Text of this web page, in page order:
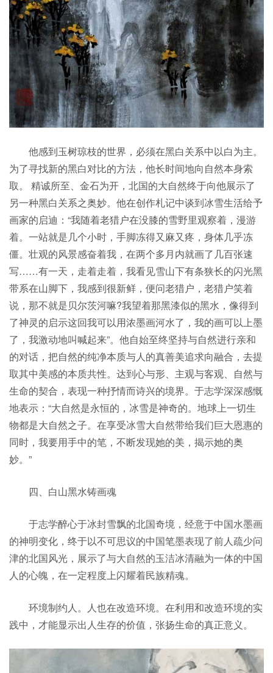
他感到玉树琼枝的世界，必须在黑白关系中以白为主。
为了寻找新的黑白对比的方法，他长时间地向自然本身索
取。 精诚所至、金石为开，北国的大自然终于向他展示了
另一种黑白关系之奥妙。他在创作札记中谈到冰雪生活给予
画家的启迪：“我随着老猎户在没膝的雪野里观察着，漫游
着。一站就是几个小时，手脚冻得又麻又疼，身体几乎冻
僵。壮观的风景感奋着我，在两个多月内就画了几百张速
写……有一天，走着走着，我看见雪山下有条狭长的闪光黑
带系在山脚下，我感到很新鲜，便问老猎户，老猎户笑着
说，那不就是贝尔茨河嘛?我望着那黑漆似的黑水，像得到
了神灵的启示这回我可以用浓墨画河水了，我的画可以上墨
了，我激动地叫喊起来”。他自始至终坚持与自然进行亲和
的对话，把自然的纯净本质与人的真善美追求向融合，去提
取其中美感的本质共性。达到心与形、主观与客观、自然与
生命的契合，表现一种抒情而诗兴的境界。于志学深深感慨
地表示：“大自然是永恒的，冰雪是神奇的。地球上一切生
物都是大自然之子。在享受冰雪大自然带给我们巨大恩惠的
同时，我要用手中的笔，不断发现她的美，揭示她的奥
妙。”
四、白山黑水铸画魂
于志学醉心于冰封雪飘的北国奇境，经意于中国水墨画
的神明变化，终于以不可思议的中国笔墨表现了前人疏少问
津的北国风光，展示了与大自然的玉洁冰清融为一体的中国
人的心魄，在一定程度上闪耀着民族精魂。
环境制约人。人也在改造环境。在利用和改造环境的实
践中，才能显示出人生存的价值，张扬生命的真正意义。